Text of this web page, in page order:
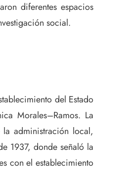
diferentes espacios
social.
del Estado
Morales–Ramos. La
administración local,
1937, donde señaló la
con el establecimiento